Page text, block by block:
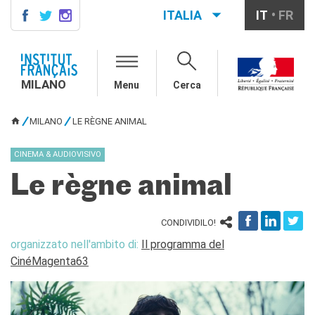
CONTATTI
CORSI DI FRANCESE
di francese
Corsi intensivi mensili di
Corsi collettivi per bambini e
Ateliers tematici
DELF/DALF
Corsi su piattaforma
Corsi per le scuole
ITALIA IT FR
MILANO Menu Cerca
MILANO LE RÈGNE ANIMAL
CINEMA & AUDIOVISIVO
Le règne animal
CONDIVIDILO!
organizzato nell'ambito di: Il programma del
CinéMagenta63